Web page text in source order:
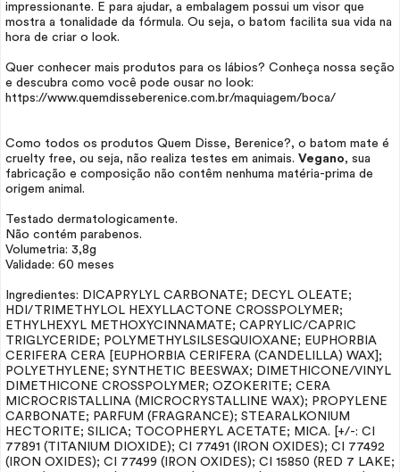
impressionante. E para ajudar, a embalagem possui um visor que
mostra a tonalidade da fórmula. Ou seja, o batom facilita sua vida na
hora de criar o look.
Quer conhecer mais produtos para os lábios? Conheça nossa seção
e descubra como você pode ousar no look:
https://www.quemdisseberenice.com.br/maquiagem/boca/
Como todos os produtos Quem Disse, Berenice?, o batom mate é
cruelty free, ou seja, não realiza testes em animais. Vegano, sua
fabricação e composição não contêm nenhuma matéria-prima de
origem animal.
Testado dermatologicamente.
Não contém parabenos.
Volumetria: 3,8g
Validade: 60 meses
Ingredientes: DICAPRYLYL CARBONATE; DECYL OLEATE;
HDI/TRIMETHYLOL HEXYLLACTONE CROSSPOLYMER;
ETHYLHEXYL METHOXYCINNAMATE; CAPRYLIC/CAPRIC
TRIGLYCERIDE; POLYMETHYLSILSESQUIOXANE; EUPHORBIA
CERIFERA CERA [EUPHORBIA CERIFERA (CANDELILLA) WAX];
POLYETHYLENE; SYNTHETIC BEESWAX; DIMETHICONE/VINYL
DIMETHICONE CROSSPOLYMER; OZOKERITE; CERA
MICROCRISTALLINA (MICROCRYSTALLINE WAX); PROPYLENE
CARBONATE; PARFUM (FRAGRANCE); STEARALKONIUM
HECTORITE; SILICA; TOCOPHERYL ACETATE; MICA. [+/-: CI
77891 (TITANIUM DIOXIDE); CI 77491 (IRON OXIDES); CI 77492
(IRON OXIDES); CI 77499 (IRON OXIDES); CI 15850 (RED 7 LAKE;